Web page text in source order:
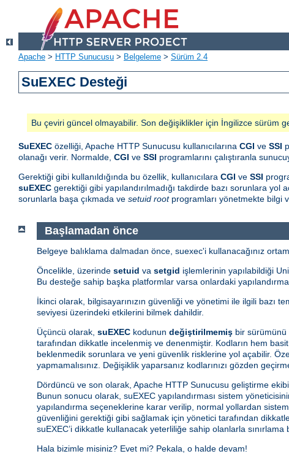
Apache > HTTP Sunucusu > Belgeleme > Sürüm 2.4
SuEXEC Desteği
Bu çeviri güncel olmayabilir. Son değişiklikler için İngilizce sürüm
SuEXEC özelliği, Apache HTTP Sunucusu kullanıcılarına CGI ve SSI
olanağı verir. Normalde, CGI ve SSI programlarını çalıştıranla
Gerektiği gibi kullanıldığında bu özellik, kullanıcılara CGI ve SSI
suEXEC gerektiği gibi yapılandırılmadığı takdirde bazı sorunlara
sorunlarla başa çıkmada ve setuid rootprogramları yönetmekte bilgi
Başlamadan önce
Belgeye balıklama dalmadan önce, suexec'i kullanacağınız
Öncelikle, üzerinde setuid va setgid işlemlerinin yapılabildiği
Bu desteğe sahip başka platformlar varsa onlardaki yapılandırma
İkinci olarak, bilgisayarınızın güvenliği ve yönetimi ile ilgili bazı
seviyesi üzerindeki etkilerini bilmek dahildir.
Üçüncü olarak, suEXEC kodunun değiştirilmemiş bir sürümünü
tarafından dikkatle incelenmiş ve denenmiştir. Kodların hem
beklenmedik sorunlara ve yeni güvenlik risklerine yol açabilir.
yapmamalısınız. Değişiklik yaparsanız kodlarınızı gözden
Dördüncü ve son olarak, Apache HTTP Sunucusu geliştirme
Bunun sonucu olarak, suEXEC yapılandırması sistem
yapılandırma seçeneklerine karar verilip, normal yollardan
güvenliğini gerektiği gibi sağlamak için yönetici tarafından
suEXEC’i dikkatle kullanacak yeterliliğe sahip olanlarla sınırlama
Hala bizimle misiniz? Evet mi? Pekala, o halde devam!